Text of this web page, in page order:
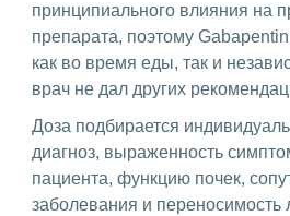
принципиального влияния на
препарата, поэтому
как во время еды, так и
врач не дал других
Доза подбирается
диагноз, выраженность
пациента, функцию почек,
заболевания и переносимость